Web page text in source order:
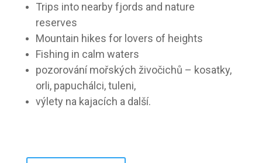
Trips into nearby fjords and nature
reserves
Mountain hikes for lovers of heights
Fishing in calm waters
pozorování mořských živočichů – kosatky,
orli, papuchálci, tuleni,
výlety na kajacích a další.